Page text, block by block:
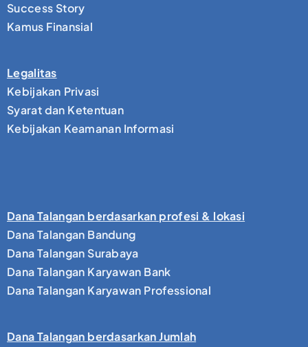
Success Story
Kamus Finansial
Legalitas
Kebijakan Privasi
Syarat dan Ketentuan
Kebijakan Keamanan Informasi
Dana Talangan berdasarkan profesi & lokasi
Dana Talangan Bandung
Dana Talangan Surabaya
Dana Talangan Karyawan Bank
Dana Talangan Karyawan Professional
Dana Talangan berdasarkan Jumlah